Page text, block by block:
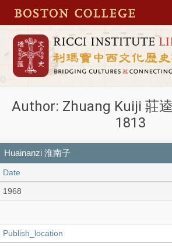
Author: Zhuang Kuiji 莊
1813
Huainanzi 淮南子
Date
1968
Publish_location